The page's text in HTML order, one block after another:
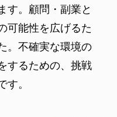
す。顧問・副業と
可能性を広げるた
。不確実な環境の
するための、挑戦
す。